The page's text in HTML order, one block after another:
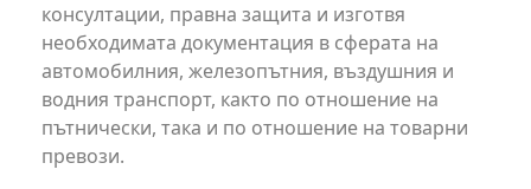
консултации, правна защита и изготвя
необходимата документация в сферата на
автомобилния, железопътния, въздушния и
водния транспорт, както по отношение на
пътнически, така и по отношение на товарни
превози.